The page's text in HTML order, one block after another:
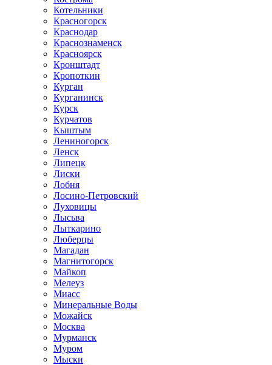
Котельники
Красногорск
Краснодар
Краснознаменск
Красноярск
Кронштадт
Кропоткин
Курган
Курганинск
Курск
Курчатов
Кыштым
Лениногорск
Ленск
Липецк
Лиски
Лобня
Лосино-Петровский
Луховицы
Лысьва
Лыткарино
Люберцы
Магадан
Магнитогорск
Майкоп
Мелеуз
Миасс
Минеральные Воды
Можайск
Москва
Мурманск
Муром
Мыски